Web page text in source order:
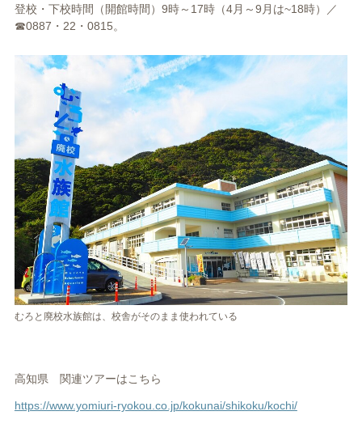
登校・下校時間（開館時間） 9時～ 17時（4月～9 月は~18時）／
☎0887 ・ 22 ・ 0815。
むろと廃校水族館は、校舎がそのまま使われている
高知県 関連ツアーはこちら
https://www.yomiuri-ryokou.co.jp/kokunai/shikoku/kochi/